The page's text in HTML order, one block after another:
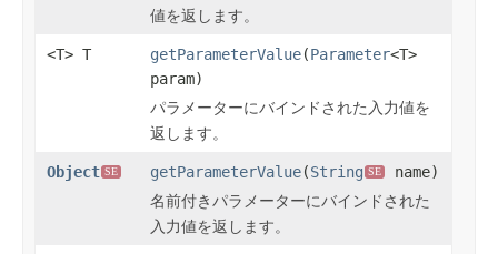
値を返します。
<T> T getParameterValue(Parameter<T>
param)
パラメーターにバインドされた入力値を
返します。
Object SE getParameterValue(String SE
name)
名前付きパラメーターにバインドされた
入力値を返します。